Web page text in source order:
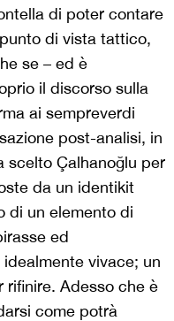
di poter contare
di vista tattico,
se – ed è
il discorso sulla
ai sempreverdi
post-analisi, in
scelto Çalhanoğlu per
da un identikit
di un elemento di
ed
vivace; un
rifinire. Adesso che è
come potrà